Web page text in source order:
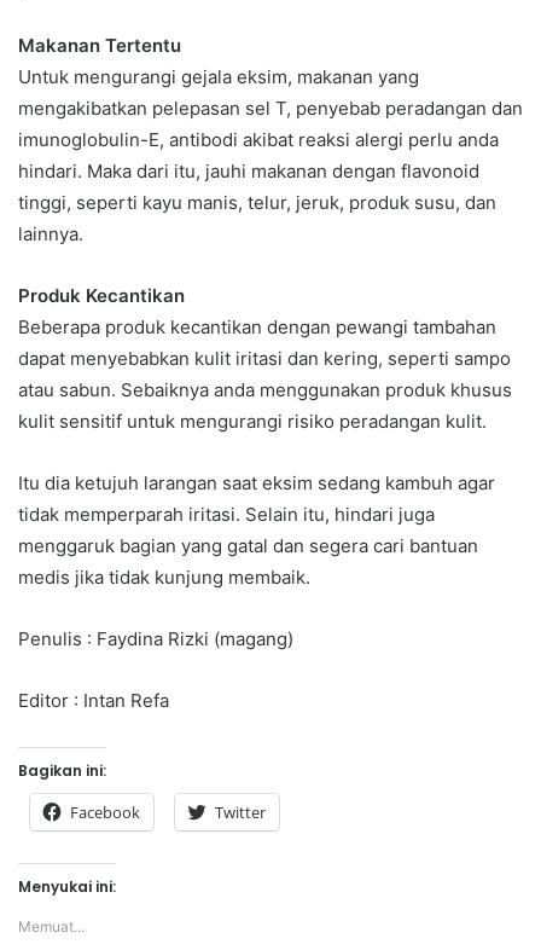
Makanan Tertentu
Untuk mengurangi gejala eksim, makanan yang
mengakibatkan pelepasan sel T, penyebab peradangan dan
imunoglobulin-E, antibodi akibat reaksi alergi perlu anda
hindari. Maka dari itu, jauhi makanan dengan flavonoid
tinggi, seperti kayu manis, telur, jeruk, produk susu, dan
lainnya.
Produk Kecantikan
Beberapa produk kecantikan dengan pewangi tambahan
dapat menyebabkan kulit iritasi dan kering, seperti sampo
atau sabun. Sebaiknya anda menggunakan produk khusus
kulit sensitif untuk mengurangi risiko peradangan kulit.
Itu dia ketujuh larangan saat eksim sedang kambuh agar
tidak memperparah iritasi. Selain itu, hindari juga
menggaruk bagian yang gatal dan segera cari bantuan
medis jika tidak kunjung membaik.
Penulis : Faydina Rizki (magang)
Editor : Intan Refa
Bagikan ini:
Facebook Twitter
Menyukai ini:
Memuat...